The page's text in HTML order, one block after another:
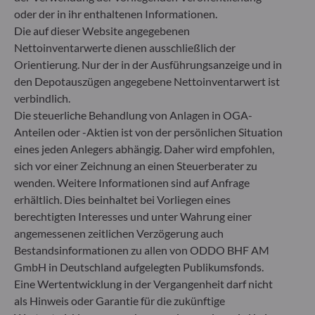
Herzogstraße 15
40217 Düsseldorf
Deutschland
+49 (0) 211 239 24 01
Gallusanlage 8
60329 Frankfurt am Main
Deutschland
Von der Bundesanstalt für Finanzdienstleistungsaufsicht
(„BaFin“) zugelassene und beaufsichtigte
Fondsverwaltungsgesellschaft
Handelsregister : HRB 11971 Amtsgericht Düsseldorf
ODDO BHF Asset Management LUX
6, rue Gabriel Lippmann
L-5365 Munsbach
Luxemburg
oder der in ihr enthaltenen Informationen.
Die auf dieser Website angegebenen
Nettoinventarwerte dienen ausschließlich der
Orientierung. Nur der in der Ausführungsanzeige und in
den Depotauszügen angegebene Nettoinventarwert ist
verbindlich.
Die steuerliche Behandlung von Anlagen in OGA-
Anteilen oder -Aktien ist von der persönlichen Situation
eines jeden Anlegers abhängig. Daher wird empfohlen,
sich vor einer Zeichnung an einen Steuerberater zu
wenden. Weitere Informationen sind auf Anfrage
erhältlich. Dies beinhaltet bei Vorliegen eines
berechtigten Interesses und unter Wahrung einer
angemessenen zeitlichen Verzögerung auch
Bestandsinformationen zu allen von ODDO BHF AM
GmbH in Deutschland aufgelegten Publikumsfonds.
Eine Wertentwicklung in der Vergangenheit darf nicht
als Hinweis oder Garantie für die zukünftige